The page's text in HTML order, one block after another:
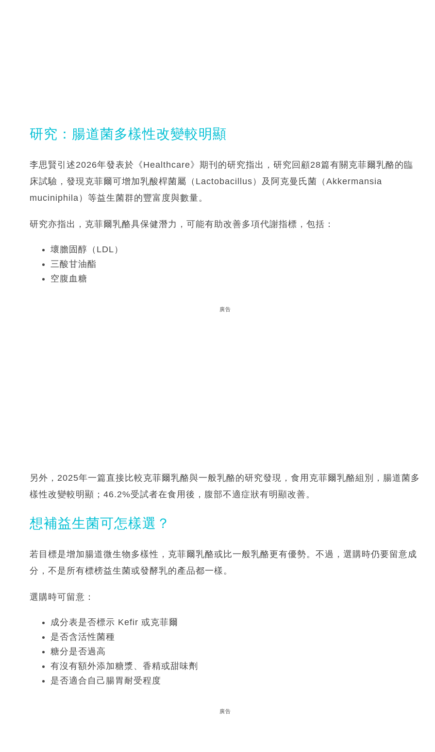
研究：腸道菌多樣性改變較明顯
李思賢引述2026年發表於《Healthcare》期刊的研究指出，研究回顧28篇有關克菲爾乳酪的臨
床試驗，發現克菲爾可增加乳酸桿菌屬（Lactobacillus）及阿克曼氏菌（Akkermansia
muciniphila）等益生菌群的豐富度與數量。
研究亦指出，克菲爾乳酪具保健潛力，可能有助改善多項代謝指標，包括：
壞膽固醇（LDL）
三酸甘油酯
空腹血糖
廣告
另外，2025年一篇直接比較克菲爾乳酪與一般乳酪的研究發現，食用克菲爾乳酪組別，腸道菌多
樣性改變較明顯；46.2%受試者在食用後，腹部不適症狀有明顯改善。
想補益生菌可怎樣選？
若目標是增加腸道微生物多樣性，克菲爾乳酪或比一般乳酪更有優勢。不過，選購時仍要留意成
分，不是所有標榜益生菌或發酵乳的產品都一樣。
選購時可留意：
成分表是否標示 Kefir 或克菲爾
是否含活性菌種
糖分是否過高
有沒有額外添加糖漿、香精或甜味劑
是否適合自己腸胃耐受程度
廣告